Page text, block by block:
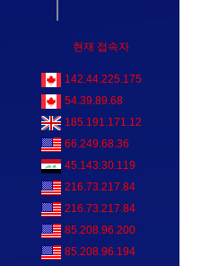
현재 접속자
142.44.225.175
54.39.89.68
185.191.171.12
66.249.68.36
45.143.30.119
216.73.217.84
216.73.217.84
85.208.96.200
85.208.96.194